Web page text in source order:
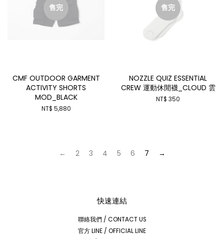
售完
CMF OUTDOOR GARMENT
ACTIVITY SHORTS
MOD_BLACK
NT$ 5,880
售完
NOZZLE QUIZ ESSENTIAL
CREW 運動休閒襪_CLOUD 雲
NT$ 350
← 2 3 4 5 6 7 →
快速連結
聯絡我們 / CONTACT US
官方 LINE / OFFICIAL LINE